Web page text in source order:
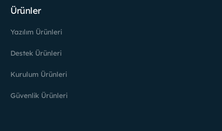
Ürünler
Yazılım Ürünleri
Destek Ürünleri
Kurulum Ürünleri
Güvenlik Ürünleri